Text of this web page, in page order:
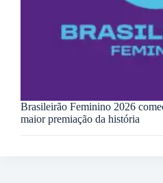
Brasileirão Feminino 2026
maior premiação da história